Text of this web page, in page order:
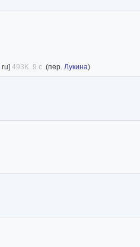
ru] 493K, 9 с. (пер. Лукина)